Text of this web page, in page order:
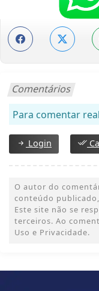
Comentários
Para comentar
Login
O autor do
conteúdo
Este site não se
terceiros. Ao
Uso e Privacidade.